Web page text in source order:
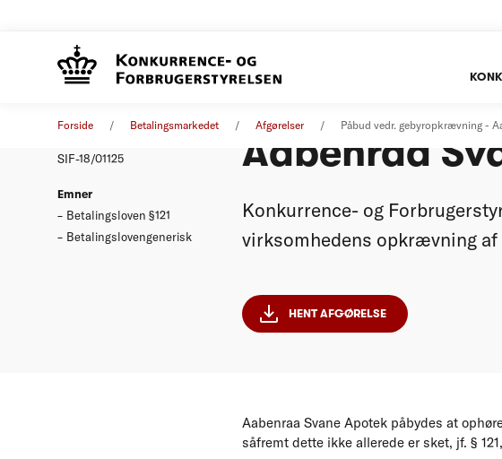
Forside Betalingsmarkedet Afgørelser Påbud vedr. gebyropkrævning -
SIF-18/01125
Emner
Betalingsloven §121
Betalingslovengenerisk
Aabenraa
Konkurrence- og
virksomhedens opkrævning
HENT AFGØRELSE
Aabenraa Svane Apotek påbydes at
såfremt dette ikke allerede er sket, jf. §